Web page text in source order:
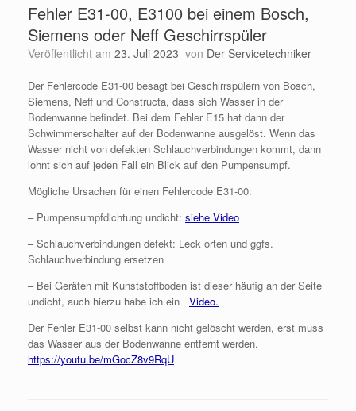
Fehler E31-00, E3100 bei einem Bosch,
Siemens oder Neff Geschirrspüler
Veröffentlicht am 23. Juli 2023 von Der Servicetechniker
Der Fehlercode E31-00 besagt bei Geschirrspülern von Bosch,
Siemens, Neff und Constructa, dass sich Wasser in der
Bodenwanne befindet. Bei dem Fehler E15 hat dann der
Schwimmerschalter auf der Bodenwanne ausgelöst. Wenn das
Wasser nicht von defekten Schlauchverbindungen kommt, dann
lohnt sich auf jeden Fall ein Blick auf den Pumpensumpf.
Mögliche Ursachen für einen Fehlercode E31-00:
– Pumpensumpfdichtung undicht: siehe Video
– Schlauchverbindungen defekt: Leck orten und ggfs.
Schlauchverbindung ersetzen
– Bei Geräten mit Kunststoffboden ist dieser häufig an der Seite
undicht, auch hierzu habe ich ein Video.
Der Fehler E31-00 selbst kann nicht gelöscht werden, erst muss
das Wasser aus der Bodenwanne entfernt werden.
https://youtu.be/mGocZ8v9RqU